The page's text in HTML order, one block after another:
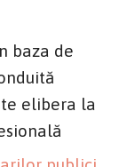
baza de
elibera la